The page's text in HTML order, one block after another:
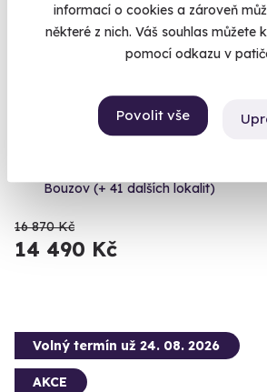
informací o cookies a zároveň
některé z nich. Váš souhlas můžete
pomocí odkazu v
Povolit vše
Privátní let balónem
Bouzov (+ 41 dalších lokalit)
16 870 Kč
14 490 Kč
Volný termín už 24. 08. 2026
AKCE